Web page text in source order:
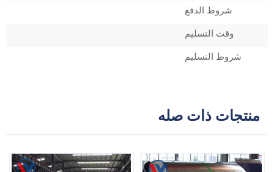
شروط الدفع
وقت التسليم
شروط التسليم
منتجات ذات صله